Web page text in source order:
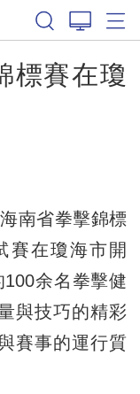
標賽在瓊
南省拳擊錦標
賽在瓊海市開
余名拳擊健
與技巧的精彩
賽事的運行質